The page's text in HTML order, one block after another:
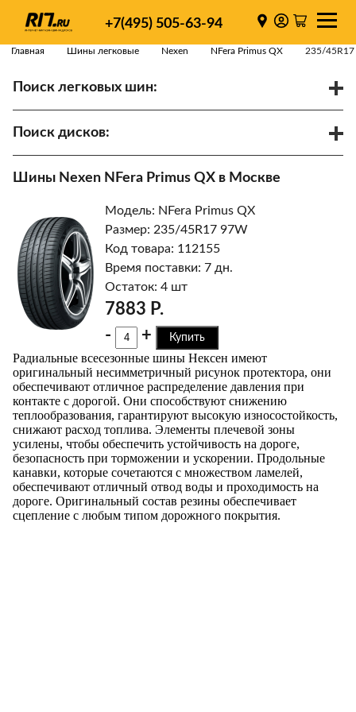
+7(495) 505-63-94
Главная Шины легковые Nexen NFera Primus QX 235/
Поиск легковых шин:
Поиск дисков:
Найти
Шины Nexen NFera Primus QX в Москве
Модель: NFera Primus QX
Размер: 235/45R17 97W
Код товара: 112155
Время поставки: 7 дн.
Остаток: 4 шт
7883 Р.
-
+ Купить
Радиальные всесезонные шины Нексен имеют
оригинальный несимметричный рисунок протектора, они
обеспечивают отличное распределение давления при
контакте с дорогой. Они способствуют снижению
теплообразования, гарантируют высокую износостойкость,
снижают расход топлива. Элементы плечевой зоны
усилены, чтобы обеспечить устойчивость на дороге,
безопасность при торможении и ускорении. Продольные
канавки, которые сочетаются с множеством ламелей,
обеспечивают отличный отвод воды и проходимость на
дороге. Оригинальный состав резины обеспечивает
сцепление с любым типом дорожного покрытия.